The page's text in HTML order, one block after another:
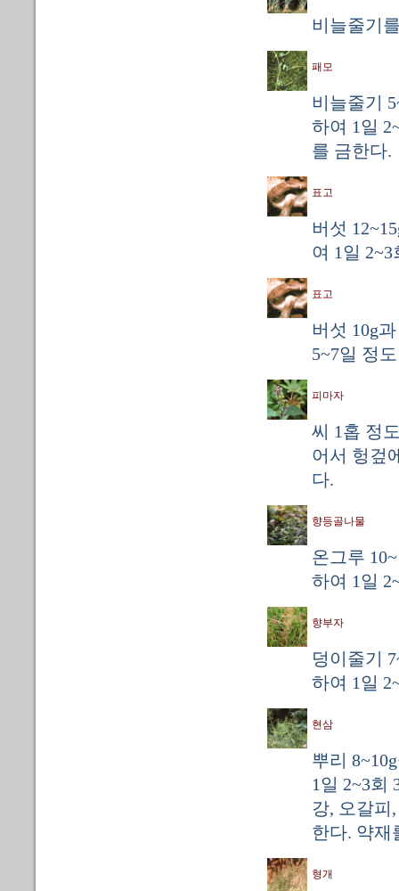
비늘줄기
패모
비늘줄기
하여 1일
를 금한다.
표고
버섯
여 1일
표고
버섯 10g
5~7일 정
피마자
씨 1홉 정
어서 헝겊
다.
향등골나물
온그루
하여 1일
향부자
덩이줄기
하여 1일
현삼
뿌리
1일 2~3회
강, 오갈피
한다. 약재
형개